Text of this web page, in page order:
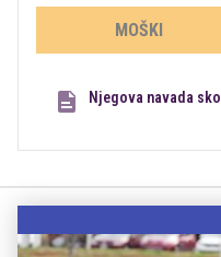
MOŠKI
Njegova navada